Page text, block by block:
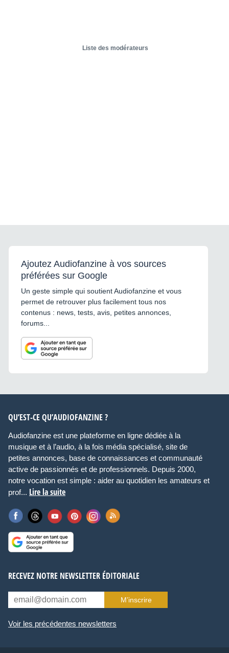
Liste des modérateurs
Ajoutez Audiofanzine à vos sources
préférées sur Google
Un geste simple qui soutient Audiofanzine et vous
permet de retrouver plus facilement tous nos
contenus : news, tests, avis, petites annonces,
forums...
QU’EST-CE QU’AUDIOFANZINE ?
Audiofanzine est une plateforme en ligne dédiée à la
musique et à l’audio, à la fois média spécialisé, site de
petites annonces, base de connaissances et communauté
active de passionnés et de professionnels. Depuis 2000,
notre vocation est simple : aider au quotidien les amateurs et
prof... Lire la suite
RECEVEZ NOTRE NEWSLETTER ÉDITORIALE
M’inscrire
Voir les précédentes newsletters